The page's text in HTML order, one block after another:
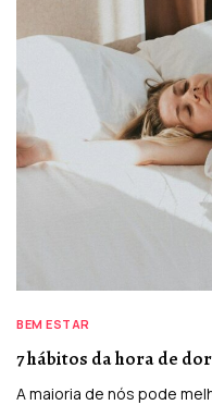
BEM ESTAR
7 hábitos da hora de
A maioria de nós pode